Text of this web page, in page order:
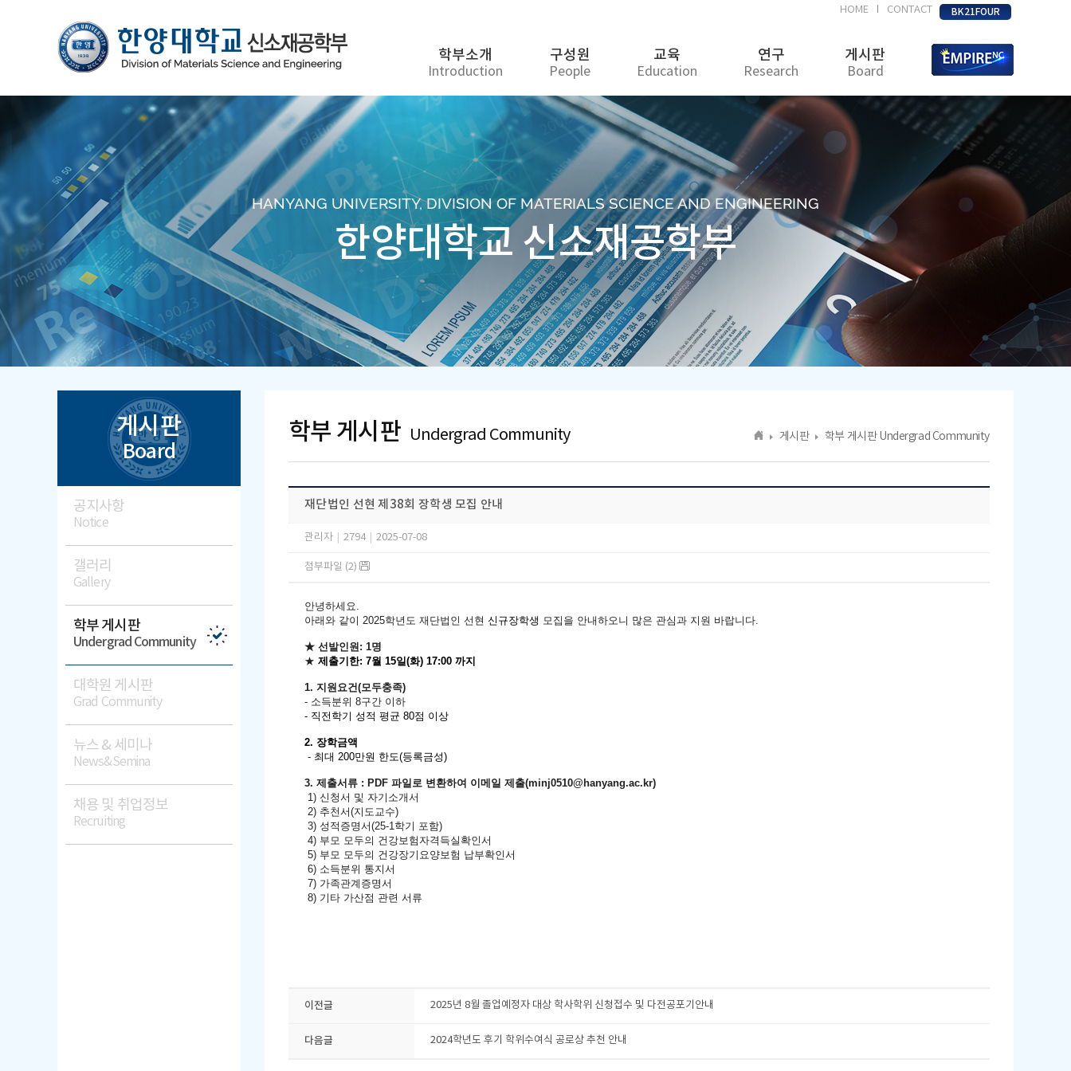
HOME CONTACT BK21FOUR
학부소개
Introduction
구성원
People
교육
Education
연구
Research
게시판
Board
HANYANG UNIVERSITY, DIVISION OF MATERIALS SCIENCE AND ENGINEERING
한양대학교 신소재공학부
게시판
Board
공지사항
Notice
갤러리
Gallery
학부 게시판
Undergrad Community
대학원 게시판
Grad Community
뉴스 & 세미나
News&Semina
채용 및 취업정보
Recruiting
학부 게시판 Undergrad Community 게시판 학부 게시판 Undergrad Community
재단법인 선현 제38회 장학생 모집 안내
관리자 2794 2025-07-08
첨부파일 (2)
안녕하세요.
아래와 같이 2025학년도 재단법인 선현 신규장학생 모집을 안내하오니 많은 관심과 지원 바랍니다.
★ 선발인원: 1명
★ 제출기한: 7월 15일(화) 17:00 까지
1. 지원요건(모두충족)
- 소득분위 8구간 이하
- 직전학기 성적 평균 80점 이상
2. 장학금액
- 최대 200만원 한도(등록금성)
3. 제출서류 : PDF 파일로 변환하여 이메일 제출(minj0510@hanyang.ac.kr)
1) 신청서 및 자기소개서
2) 추천서(지도교수)
3) 성적증명서(25-1학기 포함)
4) 부모 모두의 건강보험자격득실확인서
5) 부모 모두의 건강장기요양보험 납부확인서
6) 소득분위 통지서
7) 가족관계증명서
8) 기타 가산점 관련 서류
이전글 2025년 8월 졸업예정자 대상 학사학위 신청접수 및 다전공포기안내
다음글 2024학년도 후기 학위수여식 공로상 추천 안내